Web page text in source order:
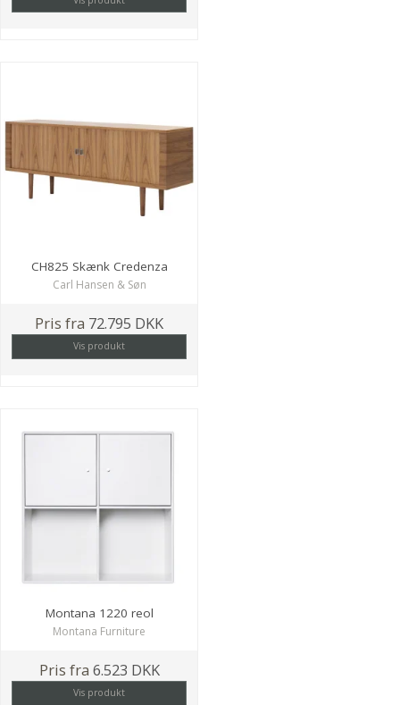
CH825 Skænk Credenza
Carl Hansen & Søn
Pris fra 72.795 DKK
Vis produkt
Montana 1220 reol
Montana Furniture
Pris fra 6.523 DKK
Vis produkt